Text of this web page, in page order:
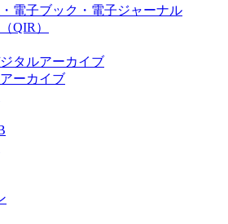
電子ブック・電子ジャーナル
QIR）
タルアーカイブ
ーカイブ